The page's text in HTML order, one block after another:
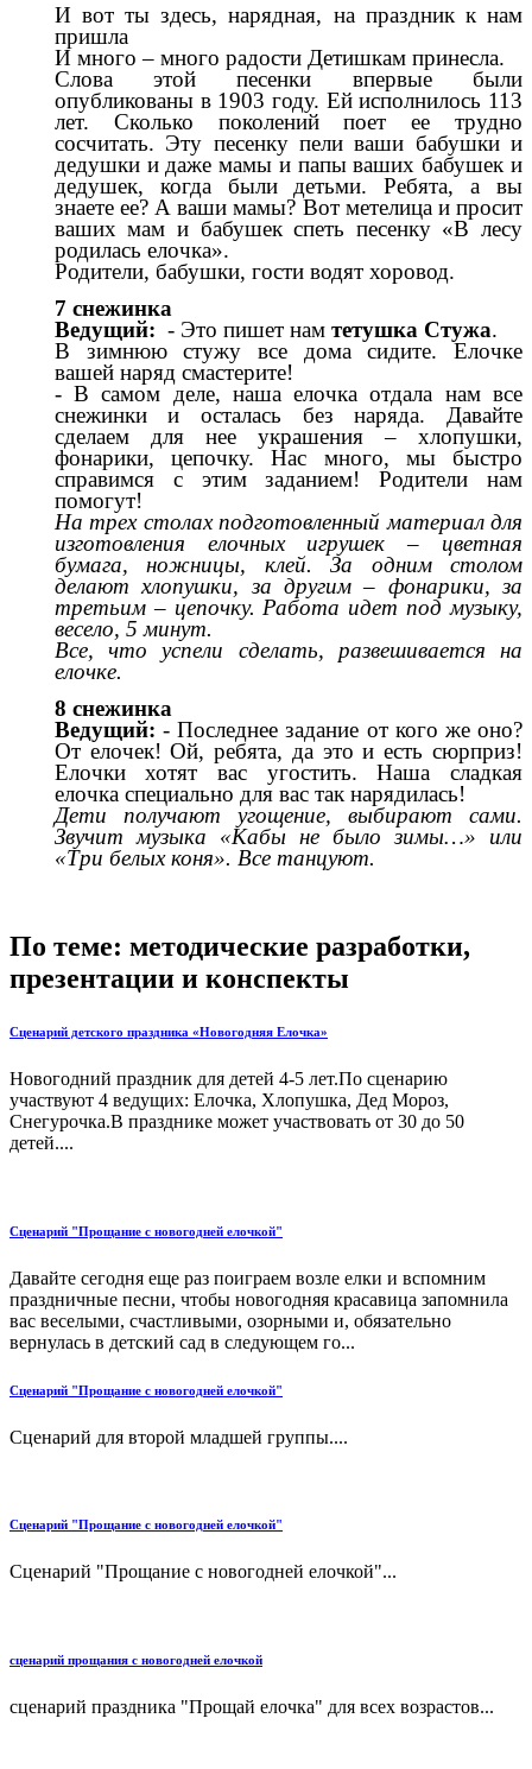
И вот ты здесь, нарядная, на праздник к нам
пришла
И много – много радости Детишкам принесла.
Слова этой песенки впервые были
опубликованы в 1903 году. Ей исполнилось 113
лет. Сколько поколений поет ее трудно
сосчитать. Эту песенку пели ваши бабушки и
дедушки и даже мамы и папы ваших бабушек и
дедушек, когда были детьми. Ребята, а вы
знаете ее? А ваши мамы? Вот метелица и просит
ваших мам и бабушек спеть песенку «В лесу
родилась елочка».
Родители, бабушки, гости водят хоровод.
7 снежинка
Ведущий: - Это пишет нам тетушка Стужа.
В зимнюю стужу все дома сидите. Елочке
вашей наряд смастерите!
- В самом деле, наша елочка отдала нам все
снежинки и осталась без наряда. Давайте
сделаем для нее украшения – хлопушки,
фонарики, цепочку. Нас много, мы быстро
справимся с этим заданием! Родители нам
помогут!
На трех столах подготовленный материал для
изготовления елочных игрушек – цветная
бумага, ножницы, клей. За одним столом
делают хлопушки, за другим – фонарики, за
третьим – цепочку. Работа идет под музыку,
весело, 5 минут.
Все, что успели сделать, развешивается на
елочке.
8 снежинка
Ведущий:- Последнее задание от кого же оно?
От елочек! Ой, ребята, да это и есть сюрприз!
Елочки хотят вас угостить. Наша сладкая
елочка специально для вас так нарядилась!
Дети получают угощение, выбирают сами.
Звучит музыка «Кабы не было зимы…» или
«Три белых коня». Все танцуют.
По теме: методические разработки,
презентации и конспекты
Сценарий детского праздника «Новогодняя Елочка»
Новогодний праздник для детей 4-5 лет.По сценарию
участвуют 4 ведущих: Елочка, Хлопушка, Дед Мороз,
Снегурочка.В празднике может участвовать от 30 до 50
детей....
Сценарий "Прощание с новогодней елочкой"
Давайте сегодня еще раз поиграем возле елки и вспомним
праздничные песни, чтобы новогодняя красавица запомнила
вас веселыми, счастливыми, озорными и, обязательно
вернулась в детский сад в следующем го...
Сценарий "Прощание с новогодней елочкой"
Сценарий для второй младшей группы....
Сценарий "Прощание с новогодней елочкой"
Сценарий "Прощание с новогодней елочкой"...
сценарий прощания с новогодней елочкой
сценарий праздника "Прощай елочка" для всех возрастов...